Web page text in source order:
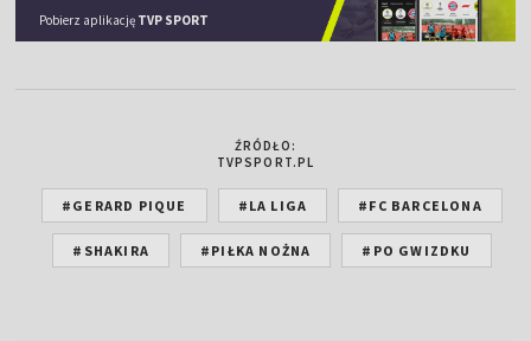
Pobierz aplikację TVP SPORT
ŹRÓDŁO:
TVPSPORT.PL
#GERARD PIQUE #LA LIGA #FC BARCELONA
#SHAKIRA #PIŁKA NOŻNA #PO GWIZDKU